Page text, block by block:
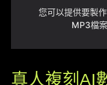
您可以提供要製
MP3檔
真人複刻AI